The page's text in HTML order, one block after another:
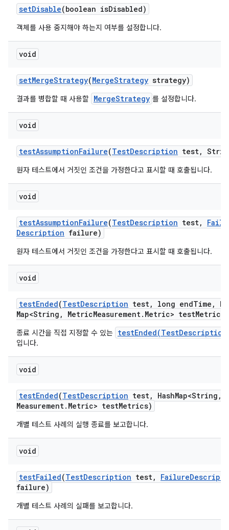
setDisable(boolean isDisabled)
객체를 사용 중지해야 하는지 여부를 설정합니다.
void
setMergeStrategy(MergeStrategy strategy)
결과를 병합할 때 사용할 MergeStrategy 를 설정합니다.
void
testAssumptionFailure(TestDescription test,
원자 테스트에서 거짓인 조건을 가정한다고 표시할 때 호출됩니다.
void
testAssumptionFailure(TestDescription test,
Description failure)
원자 테스트에서 거짓인 조건을 가정한다고 표시할 때 호출됩니다.
void
testEnded(TestDescription test, long endTime ,
Map<String , MetricMeasurement. Metric> testMetrics)
종료 시간을 직접 지정할 수 있는
입니다.
void
testEnded(TestDescription test, HashMap<String ,
Measurement. Metric> testMetrics)
개별 테스트 사례의 실행 종료를 보고합니다.
void
testFailed(TestDescription test, Failure
failure)
개별 테스트 사례의 실패를 보고합니다.